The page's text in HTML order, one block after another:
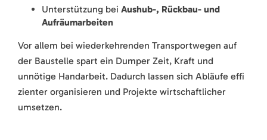
Unterstützung bei Aushub-, Rückbau- und
Aufräumarbeiten
Vor allem bei wiederkehrenden Transportwegen auf
der Baustelle spart ein Dumper Zeit, Kraft und
unnötige Handarbeit. Dadurch lassen sich Abläufe effi
zienter organisieren und Projekte wirtschaftlicher
umsetzen.